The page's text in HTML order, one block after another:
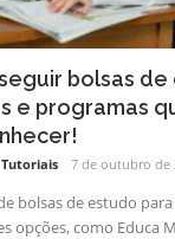
bolsas
e programas
7 de outubro de
bolsas de estudo
opções, como Educa